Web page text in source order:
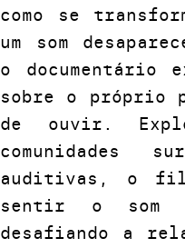
como se
um som
o documentário
sobre o próprio
de ouvir.
comunidades
auditivas, o
sentir o som
desafiando a